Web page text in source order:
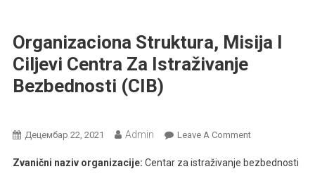
Organizaciona Struktura, Misija I
Ciljevi Centra Za Istraživanje
Bezbednosti (CIB)
Децембар 22, 2021 Admin Leave A CommentOn
Struktura,
Zvanični naziv organizacije: Centar za istraživanje bezbednosti